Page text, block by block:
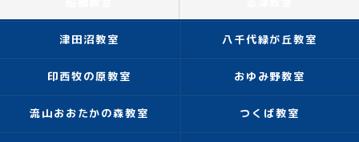
津田沼教室 八千代緑が丘教室
印西牧の原教室 おゆみ野教室
流山おおたかの森教室 つくば教室